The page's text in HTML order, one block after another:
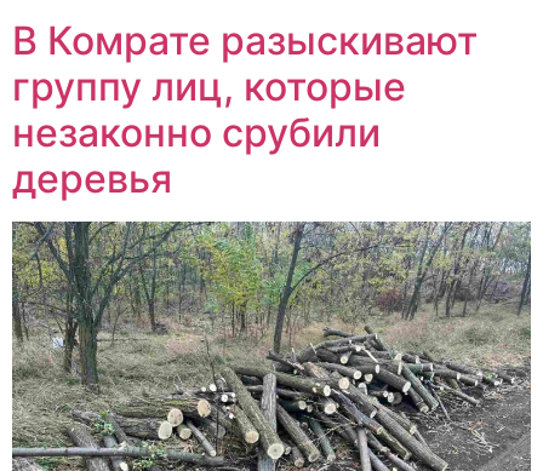
В Комрате разыскивают
группу лиц, которые
незаконно срубили
деревья